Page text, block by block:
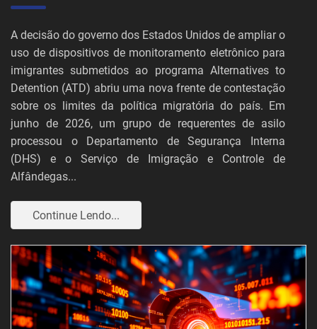
A decisão do governo dos Estados Unidos de ampliar o
uso de dispositivos de monitoramento eletrônico para
imigrantes submetidos ao programa Alternatives to
Detention (ATD) abriu uma nova frente de contestação
sobre os limites da política migratória do país. Em
junho de 2026, um grupo de requerentes de asilo
processou o Departamento de Segurança Interna
(DHS) e o Serviço de Imigração e Controle de
Alfândegas...
Continue Lendo...